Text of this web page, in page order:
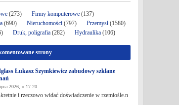
(273) Firmy komputerowe (137)
(690) Nieruchomości (797) Przemysł(1580)
Druk, poligrafia (282) Hydraulika (106)
strony
Łukasz Szymkiewicz zabudowy szklane
2026, o 17:20
i rzeczowo widać doświadczenie w rzemiośle.n